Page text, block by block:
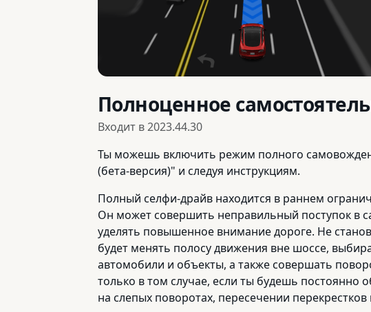
Полноценное
Входит в2023.44.30
Ты можешь включить режим полного
(бета-версия)" и следуя инструкциям.
Полный селфи-драйв находится в раннем
Он может совершить неправильный поступок в
уделять повышенное внимание дороге. Не
будет менять полосу движения вне шоссе,
автомобили и объекты, а также совершать
только в том случае, если ты будешь
на слепых поворотах, пересечении